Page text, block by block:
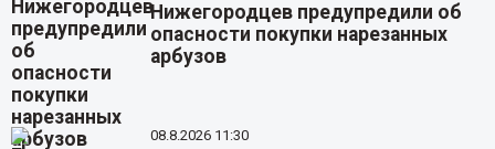
Нижегородцев предупредили об
опасности покупки нарезанных
арбузов
08.8.2026 11:30